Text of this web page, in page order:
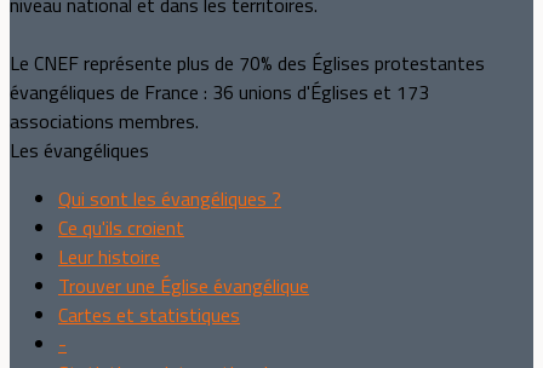
Le CNEF représente plus de 70% des Églises protestantes
évangéliques de France : 36 unions d'Églises et 173
associations membres.
Les évangéliques
Qui sont les évangéliques ?
Ce qu'ils croient
Leur histoire
Trouver une Église évangélique
Cartes et statistiques
-